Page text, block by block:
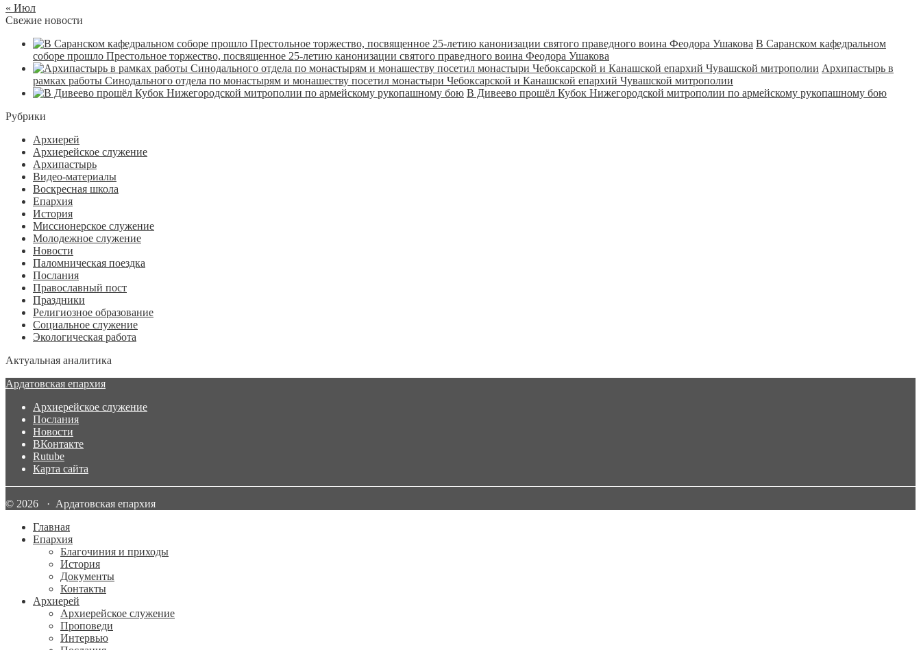
« Июл
Свежие новости
В Саранском кафедральном
соборе прошло Престольное торжество, посвященное 25-летию канонизации святого праведного воина Феодора Ушакова
Архипастырь в
рамках работы Синодального отдела по монастырям и монашеству посетил монастыри Чебоксарской и Канашской епархий Чувашской митрополии
В Дивеево прошёл Кубок Нижегородской митрополии по армейскому рукопашному бою
Рубрики
Архиерей
Архиерейское служение
Архипастырь
Видео-материалы
Воскресная школа
Епархия
История
Миссионерское служение
Молодежное служение
Новости
Паломническая поездка
Послания
Православный пост
Праздники
Религиозное образование
Социальное служение
Экологическая работа
Актуальная аналитика
Ардатовская епархия
Архиерейское служение
Послания
Новости
ВКонтакте
Rutube
Карта сайта
© 2026 · Ардатовская епархия
Главная
Епархия
Благочиния и приходы
История
Документы
Контакты
Архиерей
Архиерейское служение
Проповеди
Интервью